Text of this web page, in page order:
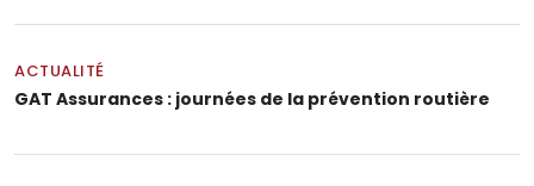
ACTUALITÉ
GAT Assurances : journées de la prévention routière